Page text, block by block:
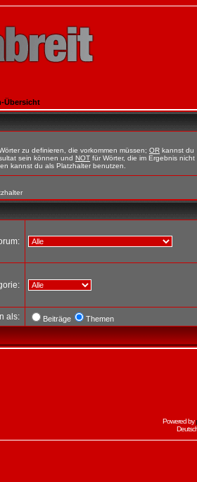
Übersicht
zu definieren, die vorkommen müssen; OR kannst du
sein können und NOT für Wörter, die im Ergebnis nicht
kannst du als Platzhalter benutzen.
als: Beiträge Themen
Powered by